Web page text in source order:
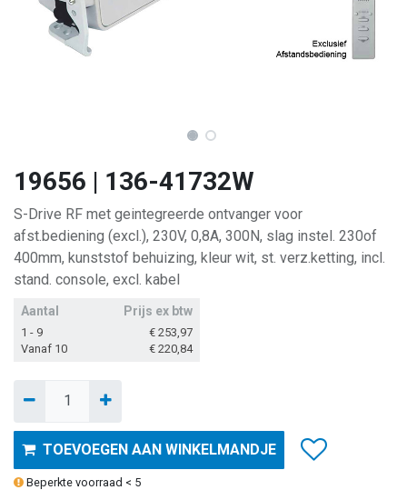
19656 | 136-41732W
S-Drive RF met geintegreerde ontvanger voor
afst.bediening (excl.), 230V, 0,8A, 300N, slag instel. 230of
400mm, kunststof behuizing, kleur wit, st. verz.ketting, incl.
stand. console, excl. kabel
Aantal Prijs ex btw
1 - 9 € 253,97
Vanaf 10
€ 220,84
TOEVOEGEN AAN WINKELMANDJE
Beperkte voorraad < 5